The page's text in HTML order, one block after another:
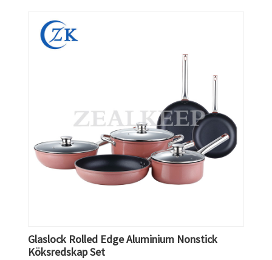
Glaslock Rolled Edge Aluminium Nonstick
Köksredskap Set